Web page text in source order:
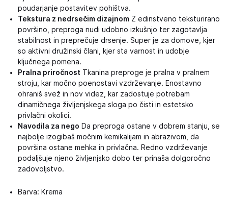
poudarjanje postavitev pohištva.
Tekstura z nedrsečim dizajnom Z edinstveno teksturirano
površino, preproga nudi udobno izkušnjo ter zagotavlja
stabilnost in preprečuje drsenje. Super je za domove, kjer
so aktivni družinski člani, kjer sta varnost in udobje
ključnega pomena.
Pralna priročnost Tkanina preproge je pralna v pralnem
stroju, kar močno poenostavi vzdrževanje. Enostavno
ohraniš svež in nov videz, kar zadostuje potrebam
dinamičnega življenjskega sloga po čisti in estetsko
privlačni okolici.
Navodila za nego Da preproga ostane v dobrem stanju, se
najbolje izogibaš močnim kemikalijam in abrazivom, da
površina ostane mehka in privlačna. Redno vzdrževanje
podaljšuje njeno življenjsko dobo ter prinaša dolgoročno
zadovoljstvo.
Barva: Krema